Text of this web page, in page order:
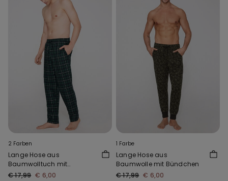
2 Farben
Lange Hose aus
Baumwolltuch mit
Taschen
€ 17,99 € 6,00
1 Farbe
Lange Hose aus
Baumwolle mit Bündchen
€ 17,99 € 6,00